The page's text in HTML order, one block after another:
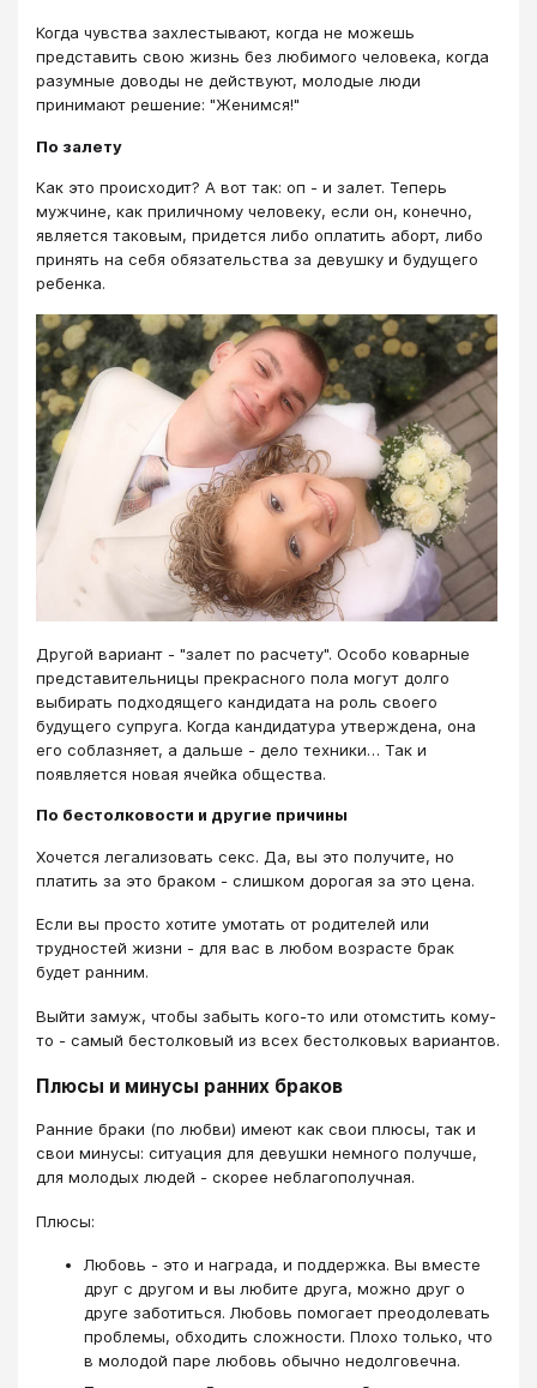
Когда чувства захлестывают, когда не можешь
представить свою жизнь без любимого человека, когда
разумные доводы не действуют, молодые люди
принимают решение: "Женимся!"
По залету
Как это происходит? А вот так: оп - и залет. Теперь
мужчине, как приличному человеку, если он, конечно,
является таковым, придется либо оплатить аборт, либо
принять на себя обязательства за девушку и будущего
ребенка.
Другой вариант - "залет по расчету". Особо коварные
представительницы прекрасного пола могут долго
выбирать подходящего кандидата на роль своего
будущего супруга. Когда кандидатура утверждена, она
его соблазняет, а дальше - дело техники… Так и
появляется новая ячейка общества.
По бестолковости и другие причины
Хочется легализовать секс. Да, вы это получите, но
платить за это браком - слишком дорогая за это цена.
Если вы просто хотите умотать от родителей или
трудностей жизни - для вас в любом возрасте брак
будет ранним.
Выйти замуж, чтобы забыть кого-то или отомстить кому-
то - самый бестолковый из всех бестолковых вариантов.
Плюсы и минусы ранних браков
Ранние браки (по любви) имеют как свои плюсы, так и
свои минусы: ситуация для девушки немного получше,
для молодых людей - скорее неблагополучная.
Плюсы:
Любовь - это и награда, и поддержка. Вы вместе
друг с другом и вы любите друга, можно друг о
друге заботиться. Любовь помогает преодолевать
проблемы, обходить сложности. Плохо только, что
в молодой паре любовь обычно недолговечна.